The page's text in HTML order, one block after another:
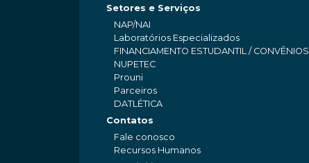
Setores e Serviços
NAP/NAI
Laboratórios Especializados
FINANCIAMENTO ESTUDANTIL / CONVÊNIOS
NUPETEC
Prouni
Parceiros
DATLÉTICA
Contatos
Fale conosco
Recursos Humanos